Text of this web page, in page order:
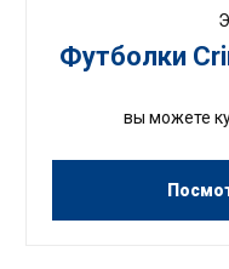
Футболки
вы можете